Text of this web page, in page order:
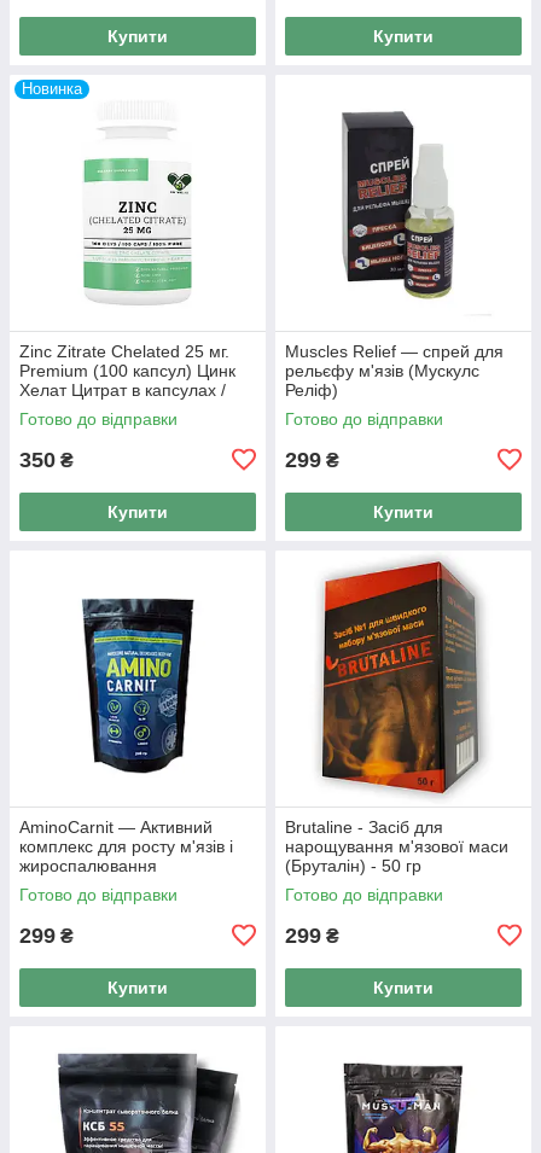
Купити Купити
Новинка
Zinc Zitrate Chelated 25 мг.
Premium (100 капсул) Цинк
Хелат Цитрат в капсулах /
таблетках EN'VIE LAB
Готово до відправки
350 ₴
Купити
Muscles Relief — спрей для
рельєфу м'язів (Мускулс
Реліф)
Готово до відправки
299 ₴
Купити
AminoCarnit — Активний
комплекс для росту м'язів і
жироспалювання
(АміноКарніт) 200 гм
Готово до відправки
299 ₴
Купити
Brutaline - Засіб для
нарощування м'язової маси
(Бруталін) - 50 гр
Готово до відправки
299 ₴
Купити